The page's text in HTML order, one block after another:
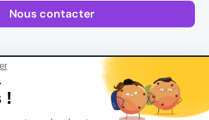
!
Nous contacter